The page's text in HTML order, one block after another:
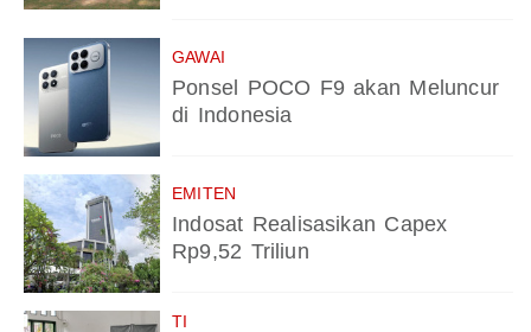
GAWAI
Ponsel POCO F9 akan Meluncur
di Indonesia
EMITEN
Indosat Realisasikan Capex
Rp9,52 Triliun
TI